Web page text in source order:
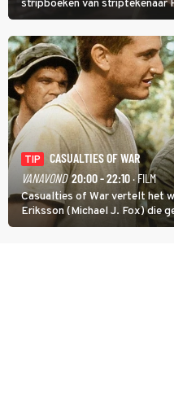
stripboeken van striptekenaar
meer tot leven in The
TIP
CASUALTIES OF WAR
VANAVOND 20:00 - 22:10· FILM
Casualties of War vertelt het
Eriksson (Michael J. Fox) die
tijdens de Vietnamoorlog. Hij